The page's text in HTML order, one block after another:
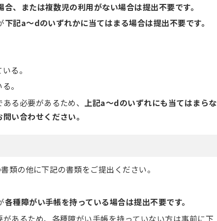
、または複数児の利用がない場合は提出不要です。
下記a～dのいずれかに当てはまる場合は提出不要です。
る。
。
る必要があるため、 上記a～dのいずれにも当てはまらな
い合わせください。
類の他に下記の書類をご提出ください。
各種障がい手帳を持っている場合は提出不要です。